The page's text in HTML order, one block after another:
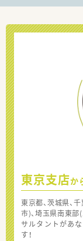
東京支店か
東京都、茨城県、
市)、埼玉県南東部
サルタントがあ
す！